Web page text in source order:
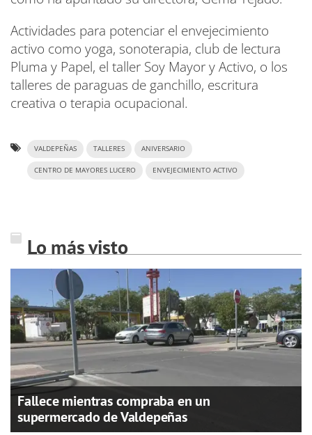
Actividades para potenciar el envejecimiento
activo como yoga, sonoterapia, club de lectura
Pluma y Papel, el taller Soy Mayor y Activo, o los
talleres de paraguas de ganchillo, escritura
creativa o terapia ocupacional.
VALDEPEÑAS TALLERES ANIVERSARIO
CENTRO DE MAYORES LUCERO ENVEJECIMIENTO ACTIVO
Lo más visto
Fallece mientras compraba en un
supermercado de Valdepeñas